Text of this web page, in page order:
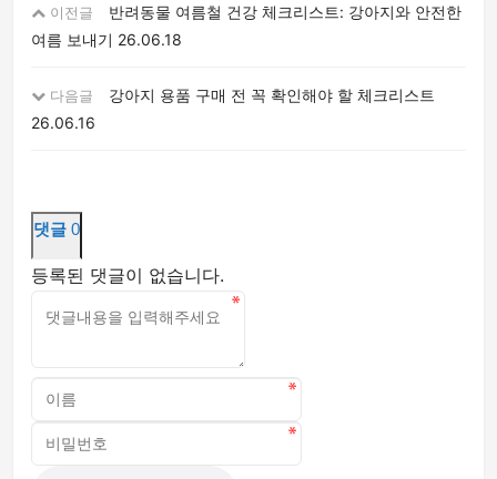
이전글
반려동물 여름철 건강 체크리스트: 강아지와 안전한
여름 보내기 26.06.18
다음글
강아지 용품 구매 전 꼭 확인해야 할 체크리스트
26.06.16
댓글 0
등록된 댓글이 없습니다.